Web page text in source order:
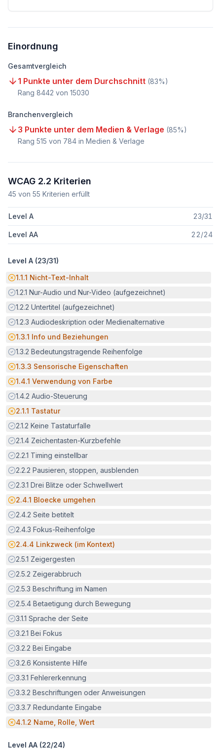
Einordnung
Gesamtvergleich
1 Punkte unter dem Durchschnitt (83%)
Rang 8442 von 15030
Branchenvergleich
3 Punkte unter dem Medien & Verlage (85%)
Rang 515 von 784 in Medien & Verlage
WCAG 2.2 Kriterien
45 von 55 Kriterien erfüllt
Level A 23/31
Level AA 22/24
Level A (23/31)
Potenzielle Barriere:
1.1.1 Nicht-Text-Inhalt
Erfüllt:
1.2.1 Nur-Audio und Nur-Video (aufgezeichnet)
Erfüllt:
1.2.2 Untertitel (aufgezeichnet)
Erfüllt:
1.2.3 Audiodeskription oder Medienalternative
Potenzielle Barriere:
1.3.1 Info und Beziehungen
Erfüllt:
1.3.2 Bedeutungstragende Reihenfolge
Potenzielle Barriere:
1.3.3 Sensorische Eigenschaften
Potenzielle Barriere:
1.4.1 Verwendung von Farbe
Erfüllt:
1.4.2 Audio-Steuerung
Potenzielle Barriere:
2.1.1 Tastatur
Erfüllt:
2.1.2 Keine Tastaturfalle
Erfüllt:
2.1.4 Zeichentasten-Kurzbefehle
Erfüllt:
2.2.1 Timing einstellbar
Erfüllt:
2.2.2 Pausieren, stoppen, ausblenden
Erfüllt:
2.3.1 Drei Blitze oder Schwellwert
Potenzielle Barriere:
2.4.1 Bloecke umgehen
Erfüllt:
2.4.2 Seite betitelt
Erfüllt:
2.4.3 Fokus-Reihenfolge
Potenzielle Barriere:
2.4.4 Linkzweck (im Kontext)
Erfüllt:
2.5.1 Zeigergesten
Erfüllt:
2.5.2 Zeigerabbruch
Erfüllt:
2.5.3 Beschriftung im Namen
Erfüllt:
2.5.4 Betaetigung durch Bewegung
Erfüllt:
3.1.1 Sprache der Seite
Erfüllt:
3.2.1 Bei Fokus
Erfüllt:
3.2.2 Bei Eingabe
Erfüllt:
3.2.6 Konsistente Hilfe
Erfüllt:
3.3.1 Fehlererkennung
Erfüllt:
3.3.2 Beschriftungen oder Anweisungen
Erfüllt:
3.3.7 Redundante Eingabe
Potenzielle Barriere:
4.1.2 Name, Rolle, Wert
Level AA (22/24)